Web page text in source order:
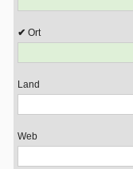
Ort
Land
Web